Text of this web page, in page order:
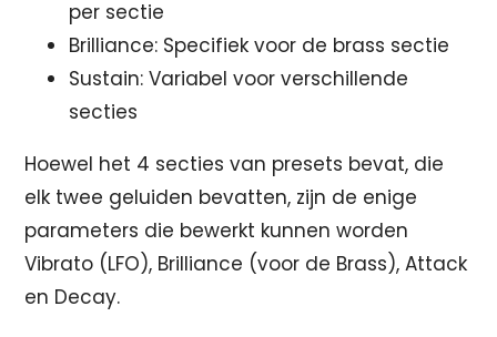
per sectie
Brilliance: Specifiek voor de brass sectie
Sustain: Variabel voor verschillende
secties
Hoewel het 4 secties van presets bevat, die
elk twee geluiden bevatten, zijn de enige
parameters die bewerkt kunnen worden
Vibrato (LFO), Brilliance (voor de Brass), Attack
en Decay.